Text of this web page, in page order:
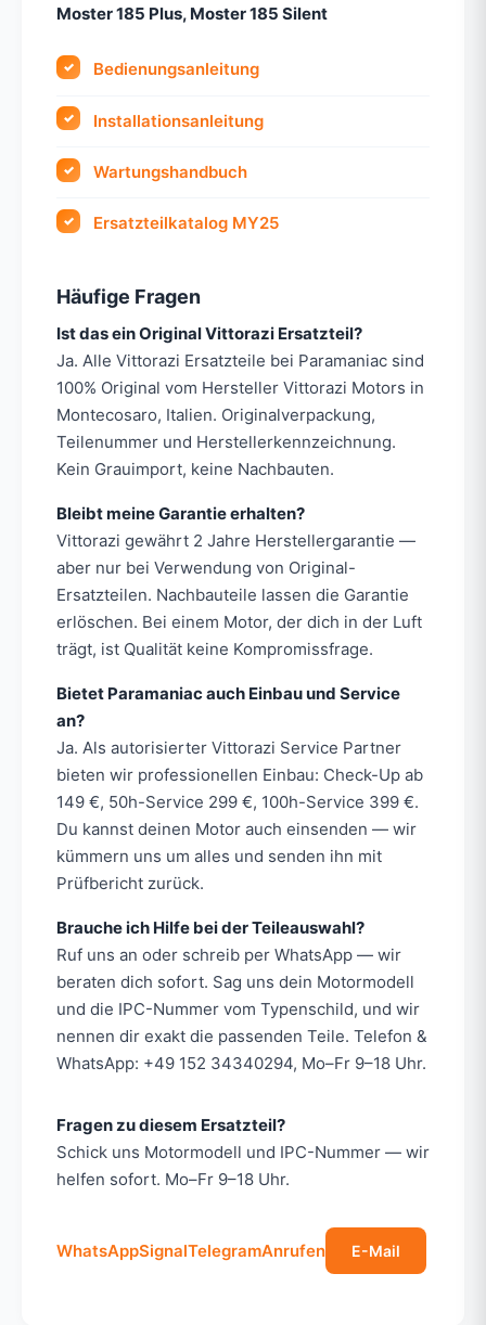
Moster 185 Plus, Moster 185 Silent
Bedienungsanleitung
Installationsanleitung
Wartungshandbuch
Ersatzteilkatalog MY25
Häufige Fragen
Ist das ein Original Vittorazi Ersatzteil?
Ja. Alle Vittorazi Ersatzteile bei Paramaniac sind
100% Original vom Hersteller Vittorazi Motors in
Montecosaro, Italien. Originalverpackung,
Teilenummer und Herstellerkennzeichnung.
Kein Grauimport, keine Nachbauten.
Bleibt meine Garantie erhalten?
Vittorazi gewährt 2 Jahre Herstellergarantie —
aber nur bei Verwendung von Original-
Ersatzteilen. Nachbauteile lassen die Garantie
erlöschen. Bei einem Motor, der dich in der Luft
trägt, ist Qualität keine Kompromissfrage.
Bietet Paramaniac auch Einbau und Service
an?
Ja. Als autorisierter Vittorazi Service Partner
bieten wir professionellen Einbau: Check-Up ab
149 €, 50h-Service 299 €, 100h-Service 399 €.
Du kannst deinen Motor auch einsenden — wir
kümmern uns um alles und senden ihn mit
Prüfbericht zurück.
Brauche ich Hilfe bei der Teileauswahl?
Ruf uns an oder schreib per WhatsApp — wir
beraten dich sofort. Sag uns dein Motormodell
und die IPC-Nummer vom Typenschild, und wir
nennen dir exakt die passenden Teile. Telefon &
WhatsApp: +49 152 34340294, Mo–Fr 9–18 Uhr.
Fragen zu diesem Ersatzteil?
Schick uns Motormodell und IPC-Nummer — wir
helfen sofort. Mo–Fr 9–18 Uhr.
WhatsAppSignalTelegramAnrufen E-Mail